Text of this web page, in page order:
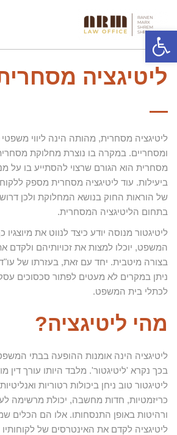
פתח סרגל נגישות
ליטיגציה
ליטיגציה מסחרית, מהותה הינה ליווי
ומסחריים. במקרה בו נוצרת מחלוקת
מסחרית הוא הגורם שרצוי להסתייע בו על
ביעילות. עוד ליטיגציה מסחרית מספק
של הוראות החוק בנושא המחלוקת ולכן
בתחום הליטיגציה המסחרית.
ליטיגטור מנוסה יודע כיצד לנווט את
המשפט, יוכלו למצות את זכויותיהם ולקדם
בצורה מיטבית. יחד עם זאת, בעזרתו של
ניתן במקרים לא מעטים לפתור סכסוכים
לכתלי בית המשפט.
מהי ליטיגציה?
ליטיגציה הינה אומנות ההופעה בבתי
בכך נקרא 'ליטיגטור'. מלבד היותו עורך
ליטיגטור טוב ניחן ביכולות רטוריות
כריזמטיות, חדות מחשבה, יכולת מרשימה
ורהיטות באופן התנסחותו. אלו הם הכלים
ליטיגציה לקדם את האינטרסים של